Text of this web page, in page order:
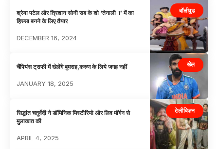
बॉलीवुड
श्रेया पटेल और त्रिशान सोनी सब के शो ‘तेनाली ा’ में का
हिस्सा बनने के लिए तैयार
DECEMBER 16, 2024
खेल
चैंपियंस ट्राफी में खेलेंगे बुमराह,करुण के लिये जगह नहीं
JANUARY 18, 2025
टेलीविज़न
सिद्धांत चतुर्वेदी ने डॉमिनिक मिस्टीरियो और लिव मॉर्गन से
मुलाकात की
APRIL 4, 2025